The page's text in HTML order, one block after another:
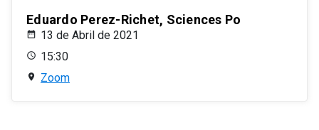
Eduardo Perez-Richet, Sciences Po
13 de Abril de 2021
15:30
Zoom